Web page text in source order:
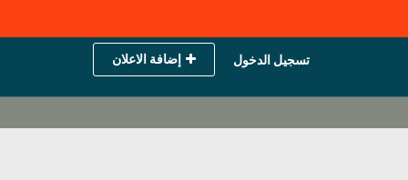
تسجيل الدخول إضافة الاعلان